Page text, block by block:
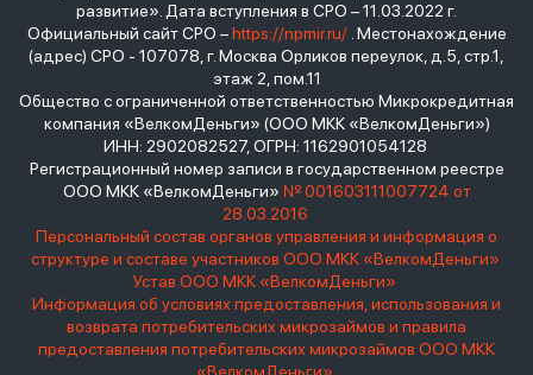
развитие». Дата вступления в СРО – 11.03.2022 г.
Официальный сайт СРО –https://npmir.ru/. Местонахождение
(адрес) СРО - 107078, г. Москва Орликов переулок, д.5, стр.1,
этаж 2, пом.11
Общество с ограниченной ответственностью Микрокредитная
компания «ВелкомДеньги» (ООО МКК «ВелкомДеньги»)
ИНН: 2902082527, ОГРН: 1162901054128
Регистрационный номер записи в государственном реестре
ООО МКК «ВелкомДеньги» № 001603111007724 от
28.03.2016
Персональный состав органов управления и информация о
структуре и составе участников ООО МКК «ВелкомДеньги»
Устав ООО МКК «ВелкомДеньги»
Информация об условиях предоставления, использования и
возврата потребительских микрозаймов и правила
предоставления потребительских микрозаймов ООО МКК